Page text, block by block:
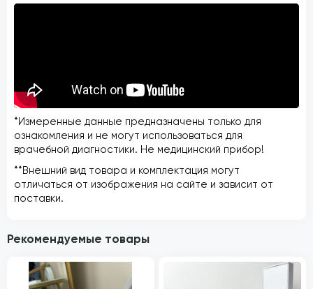
*Измеренные данные предназначены только для
ознакомления и не могут использоваться для
врачебной диагностики. Не медицинский прибор!
**Внешний вид товара и комплектация могут
отличаться от изображения на сайте и зависит от
поставки.
Рекомендуемые товары